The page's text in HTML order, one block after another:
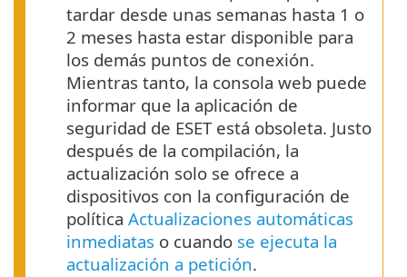
tardar desde unas semanas hasta 1 o
2 meses hasta estar disponible para
los demás puntos de conexión.
Mientras tanto, la consola web puede
informar que la aplicación de
seguridad de ESET está obsoleta. Justo
después de la compilación, la
actualización solo se ofrece a
dispositivos con la configuración de
política Actualizaciones automáticas
inmediatas o cuando se ejecuta la
actualización a petición.